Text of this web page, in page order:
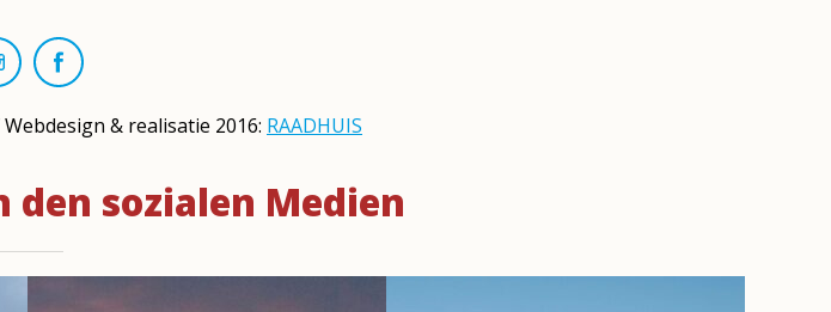
& realisatie 2016: RAADHUIS
sozialen Medien